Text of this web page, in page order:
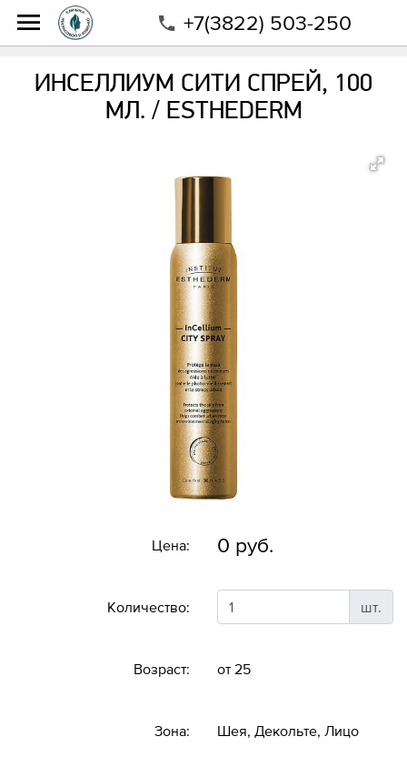
+7(3822) 503-250
Инселлиум Сити спрей, 100 мл. / ESTHEDERM
ИНСЕЛЛИУМ СИТИ СПРЕЙ, 100
МЛ. / ESTHEDERM
Цена: 0 руб.
Количество: шт.
Возраст: от 25
Зона: Шея, Декольте, Лицо